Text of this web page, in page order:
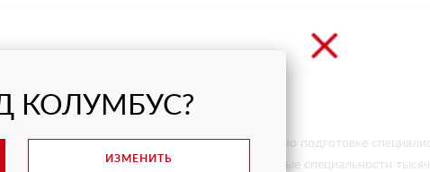
многопрофильным учебным центром по подготовке
профессиональную подготовку и различные специальности
КОЛУМБУС?
ИЗМЕНИТЬ